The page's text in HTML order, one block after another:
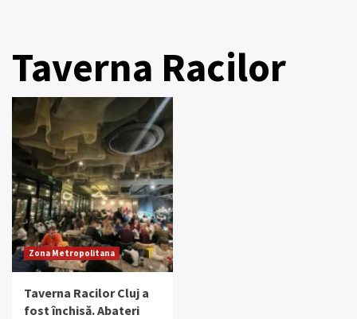
Taverna Racilor
Zona Metropolitana
Taverna Racilor Cluj a
fost închisă. Abateri